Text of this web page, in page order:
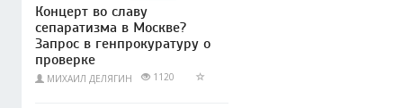
Концерт во славу
сепаратизма в Москве?
Запрос в генпрокуратуру о
проверке
МИХАИЛ ДЕЛЯГИН 1120